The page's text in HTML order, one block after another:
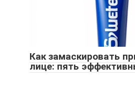
Как замаскировать
лице: пять